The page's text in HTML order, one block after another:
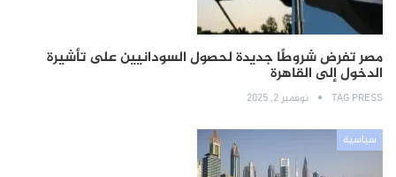
مصر تفرض شروطًا جديدة لحصول السودانيين على تأشيرة
الدخول إلى القاهرة
TAG PRESS نوفمبر 2, 2025
سياسية